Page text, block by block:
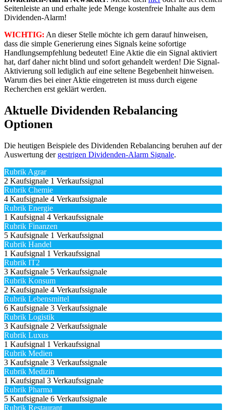
Seitenleiste an und erhalte jede Menge kostenfreie Inhalte aus dem
Dividenden-Alarm!
WICHTIG: An dieser Stelle möchte ich gern darauf hinweisen,
dass die simple Generierung eines Signals keine sofortige
Handlungsempfehlung bedeutet! Eine Aktie die ein Signal aktiviert
hat, darf daher nicht blind und sofort gehandelt werden! Die Signal-
Aktivierung soll lediglich auf eine seltene Begebenheit hinweisen.
Warum dies bei einer Aktie eingetreten ist muss durch eigene
Recherchen erst geklärt werden.
Aktuelle Dividenden Rebalancing
Optionen
Die heutigen Beispiele des Dividenden Rebalancing beruhen auf der
Auswertung der gestrigen Dividenden-Alarm Signale.
Rubrik Agrar
2 Kaufsignale 1 Verkaufssignal
Rubrik Chemie
4 Kaufsignale 4 Verkaufssignale
Rubrik Energie
1 Kaufsignal 4 Verkaufssignale
Rubrik Finanzen
5 Kaufsignale 1 Verkaufssignal
Rubrik Handel
1 Kaufsignal 1 Verkaufssignal
Rubrik IT2
3 Kaufsignale 5 Verkaufssignale
Rubrik Konsum
2 Kaufsignale 4 Verkaufssignale
Rubrik Lebensmittel
6 Kaufsignale 3 Verkaufssignale
Rubrik Logistik
3 Kaufsignale 2 Verkaufssignale
Rubrik Luxus
1 Kaufsignal 1 Verkaufssignal
Rubrik Medien
3 Kaufsignale 3 Verkaufssignale
Rubrik Medizin
1 Kaufsignal 3 Verkaufssignale
Rubrik Pharma
5 Kaufsignale 6 Verkaufssignale
Rubrik Restaurant